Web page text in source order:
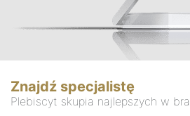
Znajdź specjalistę
Plebiscyt skupia najlepszych w